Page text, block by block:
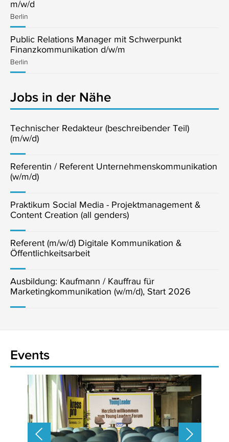
m/w/d
Berlin
Public Relations Manager mit Schwerpunkt
Finanzkommunikation d/w/m
Berlin
Jobs in der Nähe
Technischer Redakteur (beschreibender Teil)
(m/w/d)
Referentin / Referent Unternehmenskommunikation
(w/m/d)
Praktikum Social Media - Projektmanagement &
Content Creation (all genders)
Referent (m/w/d) Digitale Kommunikation &
Öffentlichkeitsarbeit
Ausbildung: Kaufmann / Kauffrau für
Marketingkommunikation (w/m/d), Start 2026
Events